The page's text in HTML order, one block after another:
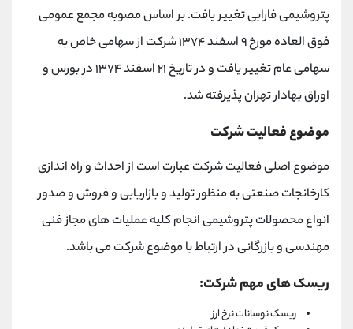
پتروشیمی فارابی تغییر یافت. بر اساس مصوبه مجمع عمومی
فوق العاده مورخ ۹ اسفند ۱۳۷۴ شرکت از سهامی خاص به
سهامی عام تغییر یافت و در تاریخ ۲۱ اسفند ۱۳۷۴ در بورس و
اوراق بهادار تهران پذیرفته شد.
موضوع فعالیت شرکت
موضوع اصلی فعالیت شرکت عبارت است از احداث و راه اندازی
کارخانجات صنعتی به منظور تولید و بازاریابی و فروش و صدور
انواع محصولات پتروشیمی انجام کلیه عملیات های مجاز فنی
مهندسی و بازرگانی در ارتباط با موضوع شرکت می باشد.
ریسک های مهم شرکت:
ریسک نوسانات نرخ ارز